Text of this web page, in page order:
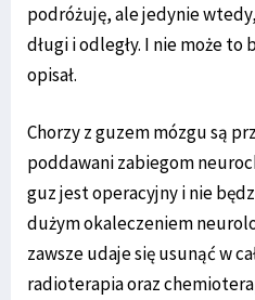
podróżuję, ale jedynie
długi i odległy. I nie może
opisał.
Chorzy z guzem mózgu są
poddawani zabiegom
guz jest operacyjny i nie
dużym okaleczeniem
zawsze udaje się usunąć w
radioterapia oraz